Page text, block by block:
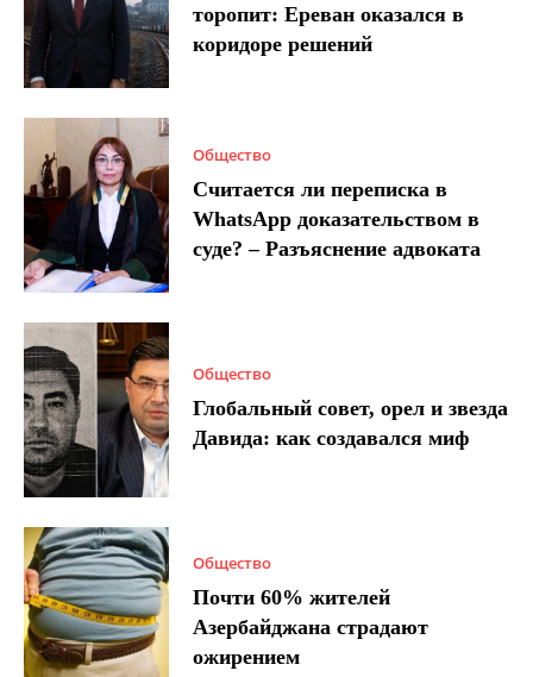
торопит: Ереван оказался в
коридоре решений
Общество
Считается ли переписка в
WhatsApp доказательством в
суде? – Разъяснение адвоката
Общество
Глобальный совет, орел и звезда
Давида: как создавался миф
Общество
Почти 60% жителей
Азербайджана страдают
ожирением